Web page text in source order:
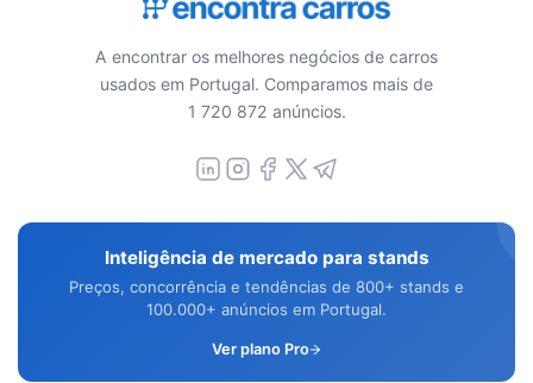
A encontrar os melhores negócios de carros
usados em Portugal. Comparamos mais de
1 720 872 anúncios.
Inteligência de mercado para stands
Preços, concorrência e tendências de 800+ stands e
100.000+ anúncios em Portugal.
Ver plano Pro